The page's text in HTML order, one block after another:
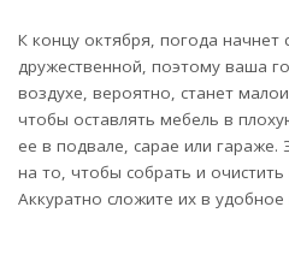
К концу октября, погода начнет
дружественной, поэтому ваша
воздухе, вероятно, станет
чтобы оставлять мебель в
ее в подвале, сарае или гараже.
на то, чтобы собрать и
Аккуратно сложите их в удобное